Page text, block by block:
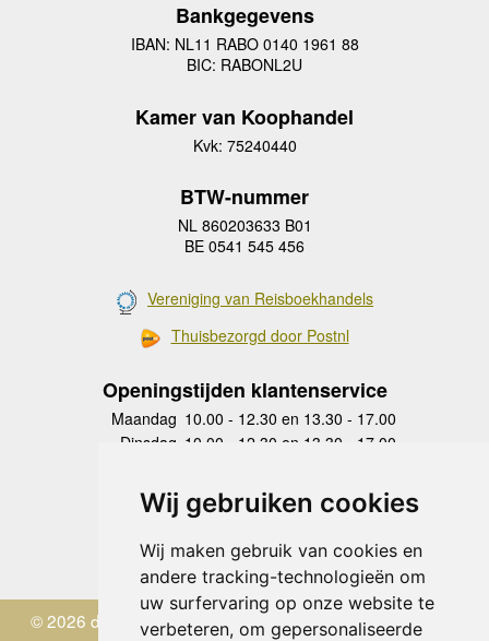
Wij gebruiken cookies
Wij maken gebruik van cookies en
andere tracking-technologieën om
uw surfervaring op onze website te
verbeteren, om gepersonaliseerde
Bankgegevens
IBAN: NL11 RABO 0140 1961 88
BIC: RABONL2U
Kamer van Koophandel
Kvk: 75240440
BTW-nummer
NL 860203633 B01
BE 0541 545 456
Vereniging van Reisboekhandels
Thuisbezorgd door Postnl
Openingstijden klantenservice
Maandag 10.00 - 12.30 en 13.30 - 17.00
Dinsdag 10.00 - 12.30 en 13.30 - 17.00
Donderdag
10.00 - 12.30 en 13.30 - 17.00
Vrijdag 10.00 - 12.30 en 13.30 - 17.00
Zaterdag
gesloten
Zondag gesloten
© 2026 de Zwerver